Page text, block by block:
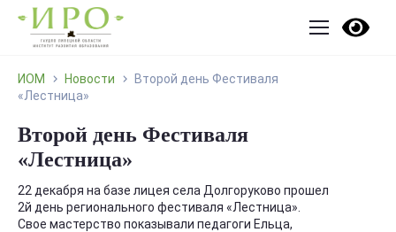
ИОМ Новости
Второй день Фестиваля
«Лестница»
Второй день Фестиваля
«Лестница»
22 декабря на базе лицея села Долгоруково прошел
2й день регионального фестиваля «Лестница».
Свое мастерство показывали педагоги Ельца,